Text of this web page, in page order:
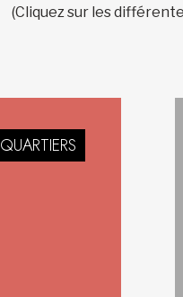
(Cliquez sur les
QUARTIERS